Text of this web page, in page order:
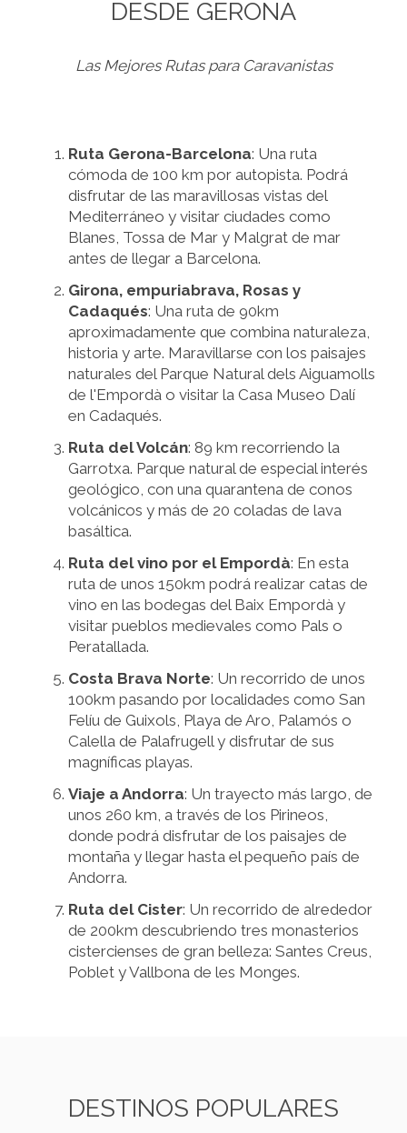
DESDE GERONA
Las Mejores Rutas para Caravanistas
Ruta Gerona-Barcelona: Una ruta
cómoda de 100 km por autopista. Podrá
disfrutar de las maravillosas vistas del
Mediterráneo y visitar ciudades como
Blanes, Tossa de Mar y Malgrat de mar
antes de llegar a Barcelona.
Girona, empuriabrava, Rosas y
Cadaqués: Una ruta de 90km
aproximadamente que combina naturaleza,
historia y arte. Maravillarse con los paisajes
naturales del Parque Natural dels Aiguamolls
de l'Empordà o visitar la Casa Museo Dalí
en Cadaqués.
Ruta del Volcán: 89 km recorriendo la
Garrotxa. Parque natural de especial interés
geológico, con una quarantena de conos
volcánicos y más de 20 coladas de lava
basáltica.
Ruta del vino por el Empordà: En esta
ruta de unos 150km podrá realizar catas de
vino en las bodegas del Baix Empordà y
visitar pueblos medievales como Pals o
Peratallada.
Costa Brava Norte: Un recorrido de unos
100km pasando por localidades como San
Felíu de Guixols, Playa de Aro, Palamós o
Calella de Palafrugell y disfrutar de sus
magníficas playas.
Viaje a Andorra: Un trayecto más largo, de
unos 260 km, a través de los Pirineos,
donde podrá disfrutar de los paisajes de
montaña y llegar hasta el pequeño país de
Andorra.
Ruta del Cister: Un recorrido de alrededor
de 200km descubriendo tres monasterios
cistercienses de gran belleza: Santes Creus,
Poblet y Vallbona de les Monges.
DESTINOS POPULARES